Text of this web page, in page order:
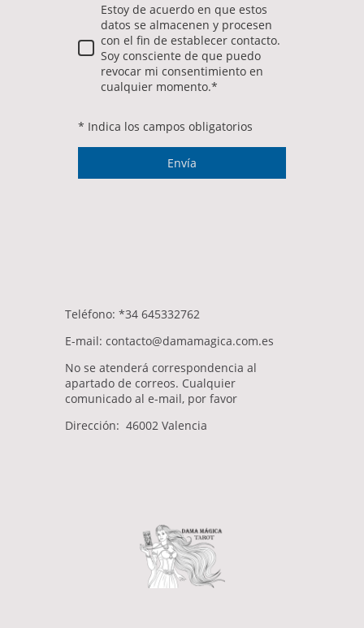
Estoy de acuerdo en que estos
datos se almacenen y procesen
con el fin de establecer contacto.
Soy consciente de que puedo
revocar mi consentimiento en
cualquier momento.*
* Indica los campos obligatorios
Envía
Teléfono: *34 645332762
E-mail: contacto@damamagica.com.es
No se atenderá correspondencia al
apartado de correos. Cualquier
comunicado al e-mail, por favor
Dirección: 46002 Valencia